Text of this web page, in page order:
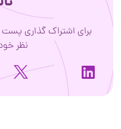
برای اشتراک گذاری
نظر